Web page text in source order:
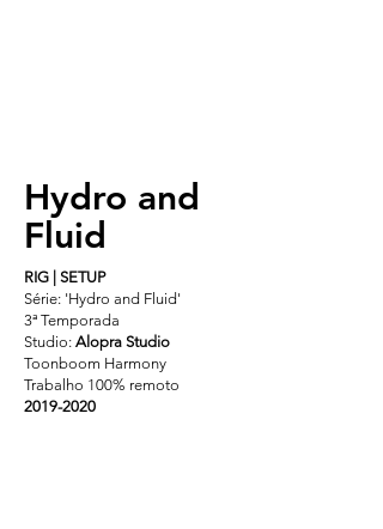
Hydro and
Fluid
RIG | SETUP
Série: 'Hydro and Fluid'
3ª Temporada
Studio: Alopra Studio
Toonboom Harmony
Trabalho 100% remoto
2019-2020